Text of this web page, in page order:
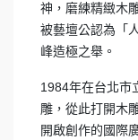
神，磨練精緻木
被藝壇公認為「
峰造極之舉。
1984年在台北市
雕，從此打開木
開啟創作的國際